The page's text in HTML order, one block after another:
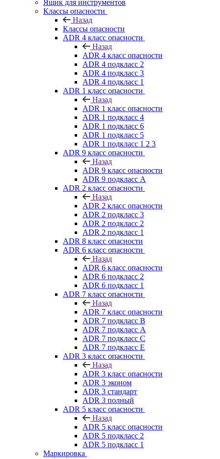
Ящик для инструментов
Классы опасности
Назад
Классы опасности
ADR 4 класс опасности
Назад
ADR 4 класс опасности
ADR 4 подкласс 2
ADR 4 подкласс 3
ADR 4 подкласс 1
ADR 1 класс опасности
Назад
ADR 1 класс опасности
ADR 1 подкласс 4
ADR 1 подкласс 6
ADR 1 подкласс 5
ADR 1 подкласс 1 2 3
ADR 9 класс опасности
Назад
ADR 9 класс опасности
ADR 9 подкласс A
ADR 2 класс опасности
Назад
ADR 2 класс опасности
ADR 2 подкласс 3
ADR 2 подкласс 2
ADR 2 подкласс 1
ADR 8 класс опасности
ADR 6 класс опасности
Назад
ADR 6 класс опасности
ADR 6 подкласс 2
ADR 6 подкласс 1
ADR 7 класс опасности
Назад
ADR 7 класс опасности
ADR 7 подкласс B
ADR 7 подкласс A
ADR 7 подкласс C
ADR 7 подкласс E
ADR 3 класс опасности
Назад
ADR 3 класс опасности
ADR 3 эконом
ADR 3 стандарт
ADR 3 полный
ADR 5 класс опасности
Назад
ADR 5 класс опасности
ADR 5 подкласс 2
ADR 5 подкласс 1
Маркировка